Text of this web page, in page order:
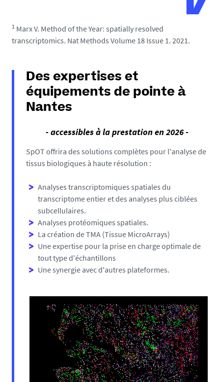
1 Marx V. Method of the Year: spatially resolved
transcriptomics. Nat Methods Volume 18 Issue 1. 2021.
Des expertises et
équipements de pointe à
Nantes
- accessibles à la prestation en 2026 -
SpOT offrira des solutions complètes pour l'analyse de
tissus biologiques à haute résolution :
Analyses transcriptomiques spatiales du
transcriptome entier et des analyses plus ciblées
subcellulaires.
Analyses protéomiques spatiales.
La création de TMA (Tissue MicroArrays)
Une expertise pour la prise en charge optimale de
tout type d'échantillons
Une synergie avec d'autres plateformes.